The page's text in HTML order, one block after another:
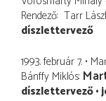
Rendező Tarr
díszlettervező
1993. február 7.
Bánffy Miklós
díszlettervező